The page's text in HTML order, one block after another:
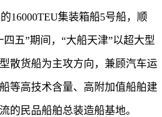
16000TEU集装箱船5号船，顺
五”期间，“大船天津”以超大型
散货船为主攻方向，兼顾汽车运
等高技术含量、高附加值船舶建
的民品船舶总装造船基地。